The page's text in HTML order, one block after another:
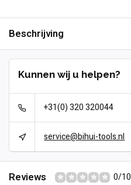
Beschrijving
Kunnen wij u helpen?
+31(0) 320 320044
service@bihui-tools.nl
Reviews 0/10